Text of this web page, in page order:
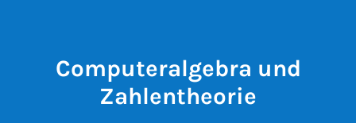
Computeralgebra und
Zahlentheorie